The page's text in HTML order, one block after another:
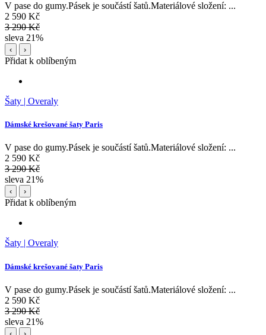
V pase do gumy.Pásek je součástí šatů.Materiálové složení: ...
2 590 Kč
3 290 Kč
sleva 21%
‹ ›
Přidat k oblíbeným
Šaty | Overaly
Dámské krešované šaty Paris
V pase do gumy.Pásek je součástí šatů.Materiálové složení: ...
2 590 Kč
3 290 Kč
sleva 21%
‹ ›
Přidat k oblíbeným
Šaty | Overaly
Dámské krešované šaty Paris
V pase do gumy.Pásek je součástí šatů.Materiálové složení: ...
2 590 Kč
3 290 Kč
sleva 21%